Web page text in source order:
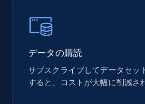
eCommerce
878+ 124+
データの購読
サブスクライブしてデータセッ
すると、コストが大幅に削減さ